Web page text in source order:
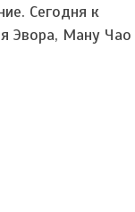
Сегодня к
Эвора, Ману Чао